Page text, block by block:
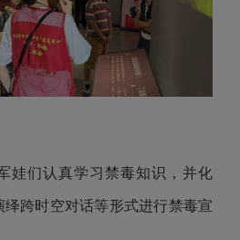
娃们认真学习禁毒知识，并化
绎跨时空对话等形式进行禁毒宣